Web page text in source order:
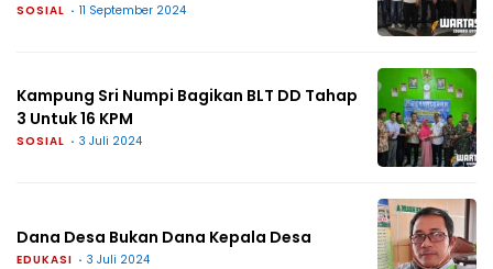
SOSIAL 11 September 2024
Kampung Sri Numpi Bagikan BLT DD Tahap
3 Untuk 16 KPM
SOSIAL 3 Juli 2024
Dana Desa Bukan Dana Kepala Desa
EDUKASI 3 Juli 2024